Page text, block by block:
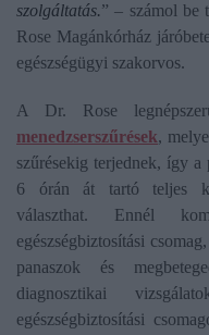
szolgáltatás.” – számol be
Rose Magánkórház
egészségügyi szakorvos.
A Dr. Rose
menedzserszűrések,
szűrésekig terjednek, így
6 órán át tartó teljes
választhat. Ennél
egészségbiztosítási
panaszok és
diagnosztikai
egészségbiztosítási